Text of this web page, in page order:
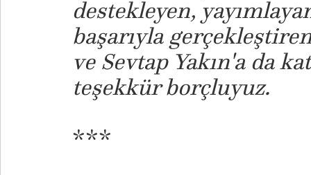
destekleyen,
başarıyla
ve Sevtap Yakın'a da
teşekkür borçluyuz.
***